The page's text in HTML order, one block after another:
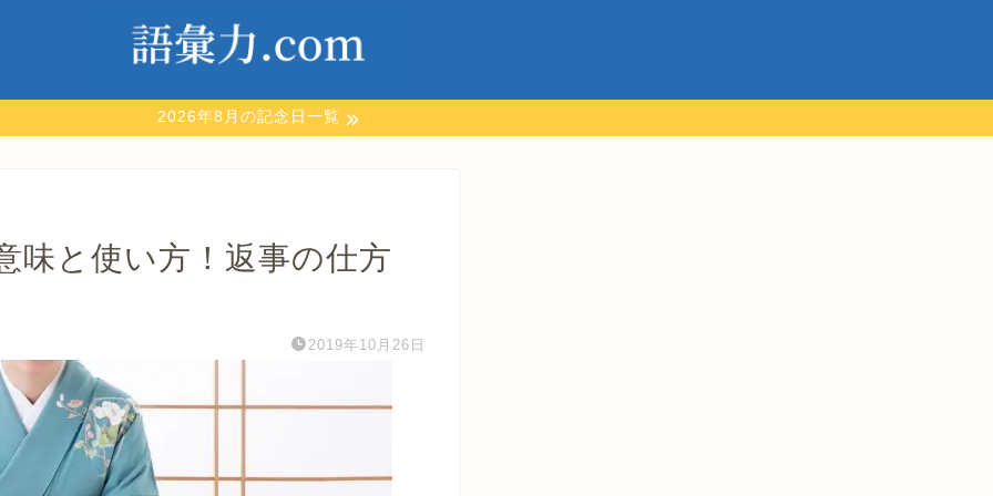
2026年8月の記念日一覧
味と使い方！返事の仕方
2019年10月26日